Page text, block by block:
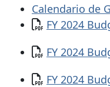
Calendario de
Documento
FY 2024
Documento
FY 2024
Documento
FY 2024